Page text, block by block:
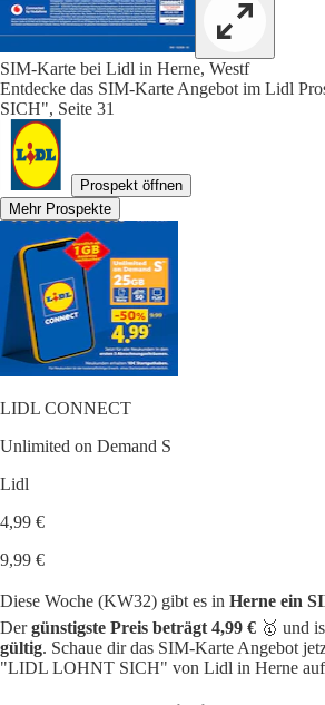
SIM-Karte bei Lidl in Herne, Westf
Entdecke das SIM-Karte Angebot im Lidl
SICH", Seite 31
Prospekt öffnen
Mehr Prospekte
LIDL CONNECT
Unlimited on Demand S
Lidl
4,99 €
9,99 €
Diese Woche (KW32) gibt es in Herne ein
Dergünstigste Preis beträgt 4,99 € 🥇 und
gültig. Schaue dir das SIM-Karte Angebot
"LIDL LOHNT SICH" von Lidl in Herne auf